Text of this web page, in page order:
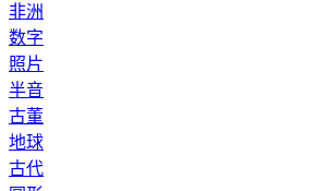
非洲
数字
照片
半音
古董
地球
古代